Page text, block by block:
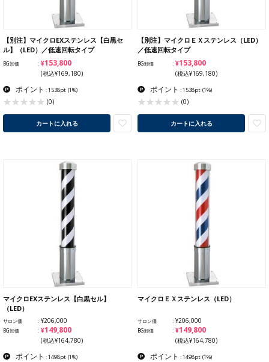
【別注】マイクロEXステンレス【白黒セ
ル】（LED）／低速回転タイプ
BG卸価 ¥153,800
(税込¥169,180)
ポイント : 1538pt (1%)
(0)
カートに入れる
【別注】マイクロＥＸステンレス（LED）
／低速回転タイプ
BG卸価 ¥153,800
(税込¥169,180)
ポイント : 1538pt (1%)
(0)
カートに入れる
マイクロEXステンレス【白黒セル】
（LED）
サロン価 ¥206,000
BG卸価 ¥149,800
(税込¥164,780)
ポイント : 1498pt (1%)
マイクロＥＸステンレス（LED）
サロン価 ¥206,000
BG卸価 ¥149,800
(税込¥164,780)
ポイント : 1498pt (1%)